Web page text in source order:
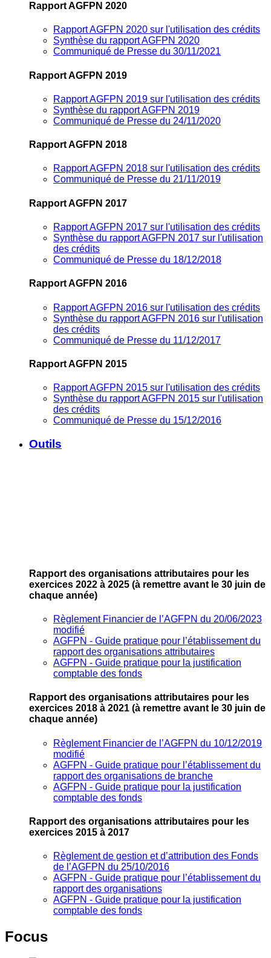
Rapport AGFPN 2020
Rapport AGFPN 2020 sur l'utilisation des crédits
Synthèse du rapport AGFPN 2020
Communiqué de Presse du 30/11/2021
Rapport AGFPN 2019
Rapport AGFPN 2019 sur l'utilisation des crédits
Synthèse du rapport AGFPN 2019
Communiqué de Presse du 24/11/2020
Rapport AGFPN 2018
Rapport AGFPN 2018 sur l'utilisation des crédits
Communiqué de Presse du 21/11/2019
Rapport AGFPN 2017
Rapport AGFPN 2017 sur l'utilisation des crédits
Synthèse du rapport AGFPN 2017 sur l'utilisation
des crédits
Communiqué de Presse du 18/12/2018
Rapport AGFPN 2016
Rapport AGFPN 2016 sur l'utilisation des crédits
Synthèse du rapport AGFPN 2016 sur l'utilisation
des crédits
Communiqué de Presse du 11/12/2017
Rapport AGFPN 2015
Rapport AGFPN 2015 sur l'utilisation des crédits
Synthèse du rapport AGFPN 2015 sur l'utilisation
des crédits
Communiqué de Presse du 15/12/2016
Outils
Rapport des organisations attributaires pour les
exercices 2022 à 2025 (à remettre avant le 30 juin de
chaque année)
Règlement Financier de l’AGFPN du 20/06/2023
modifié
AGFPN ‐ Guide pratique pour l’établissement du
rapport des organisations attributaires
AGFPN ‐ Guide pratique pour la justification
comptable des fonds
Rapport des organisations attributaires pour les
exercices 2018 à 2021 (à remettre avant le 30 juin de
chaque année)
Règlement Financier de l’AGFPN du 10/12/2019
modifié
AGFPN ‐ Guide pratique pour l’établissement du
rapport des organisations de branche
AGFPN ‐ Guide pratique pour la justification
comptable des fonds
Rapport des organisations attributaires pour les
exercices 2015 à 2017
Règlement de gestion et d’attribution des Fonds
de l’AGFPN du 25/10/2016
AGFPN ‐ Guide pratique pour l’établissement du
rapport des organisations
AGFPN ‐ Guide pratique pour la justification
comptable des fonds
Focus